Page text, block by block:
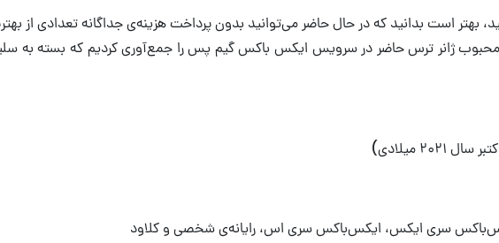
است بدانید که در حال حاضر می‌توانید بدون پرداخت هزینه‌ی جداگانه تعدادی از
از ۱۴ بازی شناخته‌شده و محبوب ژانر ترس حاضر در سرویس ایکس باکس گیم پس را جمع‌آوری کردیم
سری ایکس، ایکس‌باکس سری اس، رایانه‌ی شخصی و کلاود